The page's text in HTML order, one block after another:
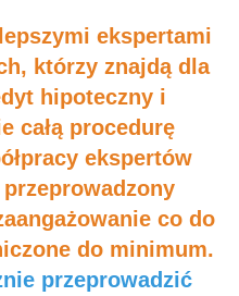
ekspertami
którzy znajdą dla
hipoteczny i
całą procedurę
ekspertów
co do
do minimum.
przeprowadzić